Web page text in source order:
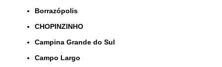
Borrazópolis
CHOPINZINHO
Campina Grande do Sul
Campo Largo